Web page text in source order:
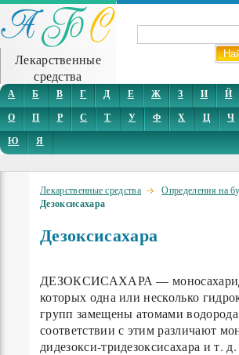
Лекарственные
средства
А Б В Г Д Е Ж З И Й
О
П Р С Т У Ф Х Ц Ч
Ю
Я
Лекарственные средства Определения на
Дезоксисахара
Дезоксисахара
ДЕЗОКСИСАХАРА —
которых одна или несколько
групп замещены атомами
соответствии с этим различают
дидезокси-тридезоксисахара и т. д.